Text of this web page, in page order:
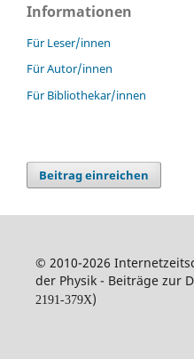
Informationen
Für Leser/innen
Für Autor/innen
Für Bibliothekar/innen
Beitrag einreichen
© 2010-2026
der Physik - Beiträge zur
2191-379X)